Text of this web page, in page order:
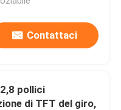
Contattaci
pollici
di TFT del giro,